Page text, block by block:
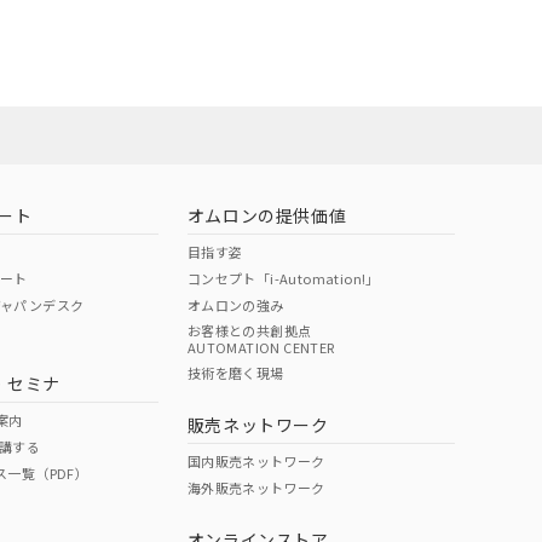
ページへ
ください
ト
ト
パンデスク
セミナ
内
する
覧（PDF）
オムロンの提供価値
目指す姿
コンセプト「i-Automation!」
オムロンの強み
お客様との共創拠点
AUTOMATION CENTER
技術を磨く現場
販売ネットワーク
国内販売ネットワーク
海外販売ネットワーク